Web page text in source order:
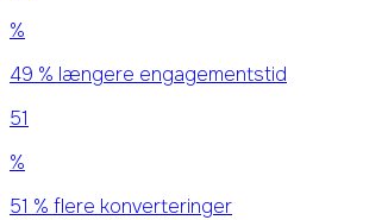
%
49 % længere engagementstid
51
%
51 % flere konverteringer